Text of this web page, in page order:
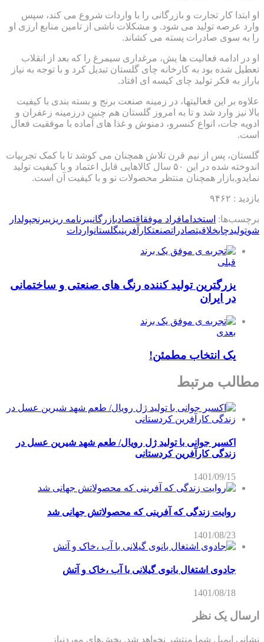
او ابتدا کار تجارت و بازرگانی را با واردات شروع می کند، سپس
وارد عرصه تولید می شود. و مشکلات ناشی از تامین منابع ارزی او
را به سوی صادرات پسته می کشاند.
او در ادامه فعالیت ها یش، مرغداری سیمرغ را که بعد از انقلاب
تعطیل شده بود به کارخانه چای گلستان تبدیل کرد و با توجه به نیاز
باراز به فکر تولید چای کیسه ای افتاد.
علاوه بر این فعالیتها، در زمینه صنعت برنج و بسته بندی با کیفیت
بالا نیز وارد شد و تا به امروز گلستان هم چنین درزمینه زعفران و
ادویه جات، انواع کنسرو، دمنوش و غذا های آماده با موفقیت فعال
است.
گلستان، پس از نیم قرن تلاش همچنان می کوشد تا با کمک تجربیات
اندوخته شده در این ۵۰ سال کالاهایی قابل اعتماد و با کیفیت تولید
نمایدو,بازار همچنان منتظر محصولات نو و با کیفیت آن است.
بازدید : ۹۴۶۲
برچسب‌ها: استخدامافراد موفقاقتصادبازرگانیبرنامه ریزیبرنجپولدار
شوتولیدچایخلاقیتصادراتصنعتکارآفرینیگلستانواردات
قبلی
یزرگترین تولید کننده رنگ های صنعتی و ساختمانی
در ایران
بعدی
یک انتخاب مطمئن!
مطالب مرتبط
اکسیر جوانی با تولید ژل رویال/ طعم شهد شیرین عسل‌ در
زندگی کارآفرین کردستانی
1401/09/15
روایت زندگی که آفرینی که محصولاتش جهانی شد
1401/08/23
جادوی اشتغال بانوی گیلانی با آب ،خاک و آتش
1401/08/18
ارسال یک نظر
نشانی ایمیل شما منتشر نخواهد شد. بخش‌های موردنیاز